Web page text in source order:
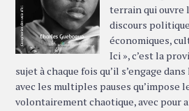
terrain qui ouvre
discours
économiques,
Ici », c’est la
sujet à chaque fois qu’il s’engage
avec les multiples pauses qu’impose
volontairement chaotique, avec pour